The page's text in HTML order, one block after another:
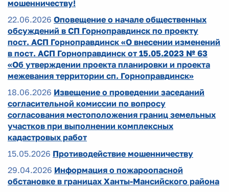
мошенничеству!
22.06.2026 Оповещение о начале общественных
обсуждений в СП Горноправдинск по проекту
пост. АСП Горноправдинск «О внесении изменений
в пост. АСП Горноправдинск от 15.05.2023 № 63
«Об утверждении проекта планировки и проекта
межевания территории сп. Горноправдинск»
18.06.2026 Извещение о проведении заседаний
согласительной комиссии по вопросу
согласования местоположения границ земельных
участков при выполнении комплексных
кадастровых работ
15.05.2026 Противодействие мошенничеству
29.04.2026 Информация о пожароопасной
обстановке в границах Ханты-Мансийского района